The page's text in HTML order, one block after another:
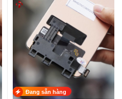
Đang sẵn hàng